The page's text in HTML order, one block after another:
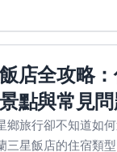
店全攻略
點與常見
鄉旅行卻不知道如
三星飯店的住宿類